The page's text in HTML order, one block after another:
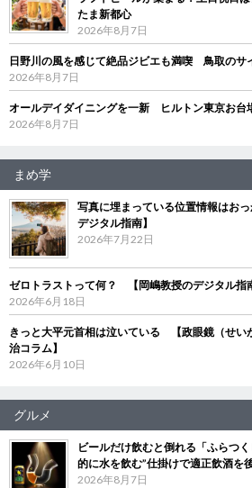
たま新都心
2026年8月7日
日野川の風を感じて絶品ジビエも満喫 鳥取のサ
2026年8月7日
オールデイダイニングを一新 ヒルトン東京お台
2026年8月7日
まめ学
写真に埋まっている位置情報はお
デジタル指南】
2026年7月22日
ゼロトラストって何？ 【岡嶋教授のデジタル指
2026年6月18日
きっと大平元首相は泣いている 【政眼鏡（せい
治コラム】
2026年6月10日
グルメ
ビールだけ飲むと倒れる「ふらつ
的に水を飲む”仕掛けで適正飲酒を
2026年8月7日